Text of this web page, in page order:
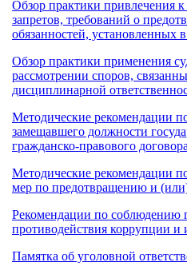
Обзор практики привлечения
запретов, требований о
обязанностей, установленных
Обзор практики применения
рассмотрении споров,
дисциплинарной
Методические рекомендации
замещавшего должности
гражданско-правового
Методические рекомендации
мер по предотвращению и
Рекомендации по соблюдению
противодействия коррупции
Памятка об уголовной